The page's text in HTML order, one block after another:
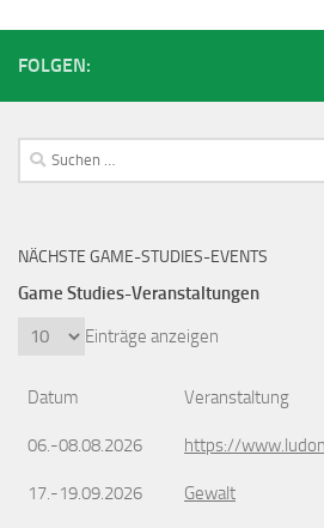
FOLGEN:
Suchen
nach:
NÄCHSTE GAME-STUDIES-EVENTS
Game Studies-Veranstaltungen
Einträge anzeigen
Datum Veranstaltung
06.-08.08.2026 https://
17.-19.09.2026 Gewalt